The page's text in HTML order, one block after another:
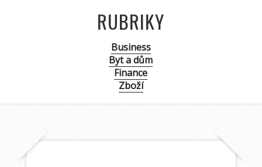
RUBRIKY
Business
Byt a dům
Finance
Zboží